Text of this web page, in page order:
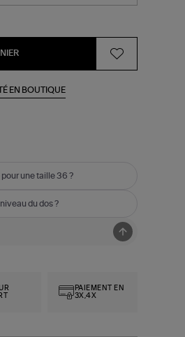
EN BOUTIQUE
une taille 36 ?
du dos ?
PAIEMENT EN
3X,4X